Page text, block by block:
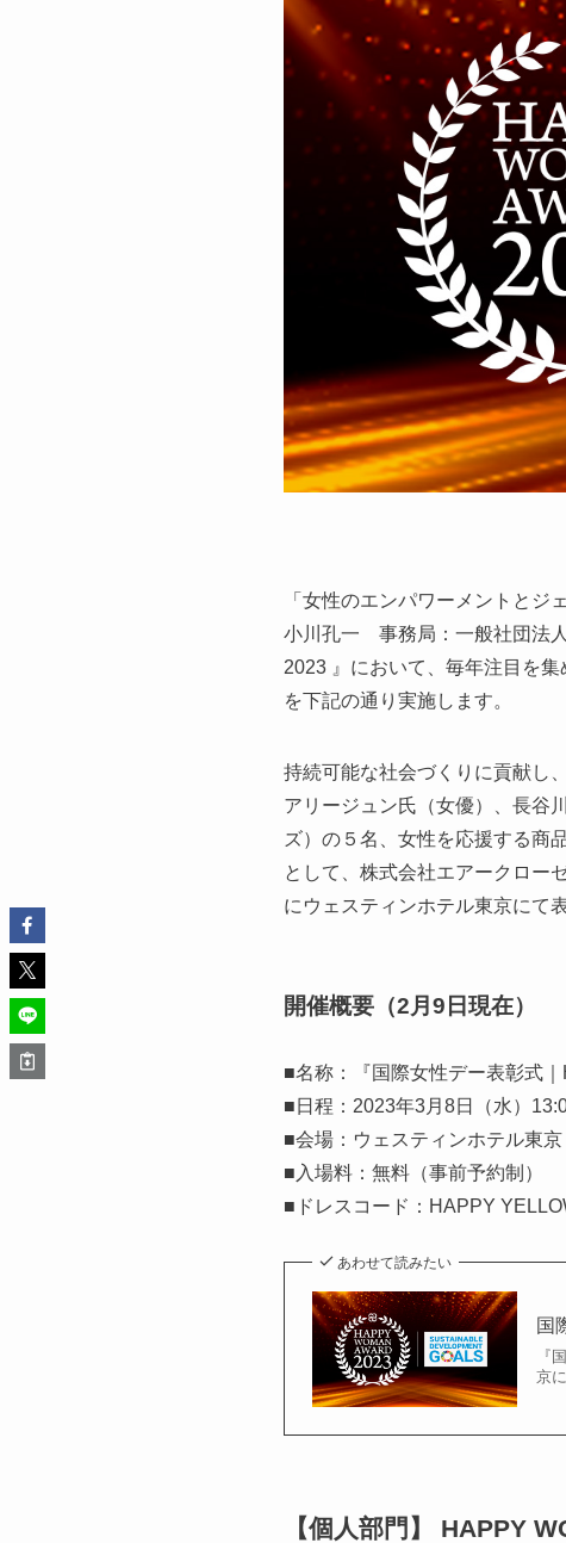
「女性のエンパワーメントとジ
小川孔一 事務局：一般社団法
2023 』において、毎年注目を
を下記の通り実施します。
持続可能な社会づくりに貢献し
アリージュン氏（女優）、長谷
ズ）の５名、女性を応援する商
として、株式会社エアークロー
にウェスティンホテル東京にて
開催概要（2月9日現在）
■名称：『国際女性デー表彰式
■日程：2023年3月8日（水）
■会場：ウェスティンホテル東
■入場料：無料（事前予約制）
■ドレスコード：HAPPY
あわせて読みたい
国
『
京
【個人部門】 HAPPY